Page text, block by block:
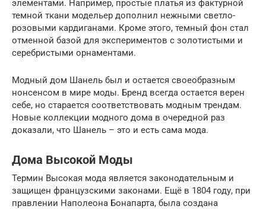
элементами. Например, простые платья из фактурной
темной ткани модельер дополнил нежными светло-
розовыми кардиганами. Кроме этого, темный фон стал
отменной базой для экспериментов с золотистыми и
серебристыми орнаментами.
Модный дом Шанель был и остается своеобразным
нонсенсом в мире моды. Бренд всегда остается верен
себе, но старается соответствовать модным трендам.
Новые коллекции модного дома в очередной раз
доказали, что Шанель – это и есть сама мода.
Дома Высокой Моды
Термин Высокая мода является законодательным и
защищен французскими законами. Ещё в 1804 году, при
правлении Наполеона Бонапарта, была создана